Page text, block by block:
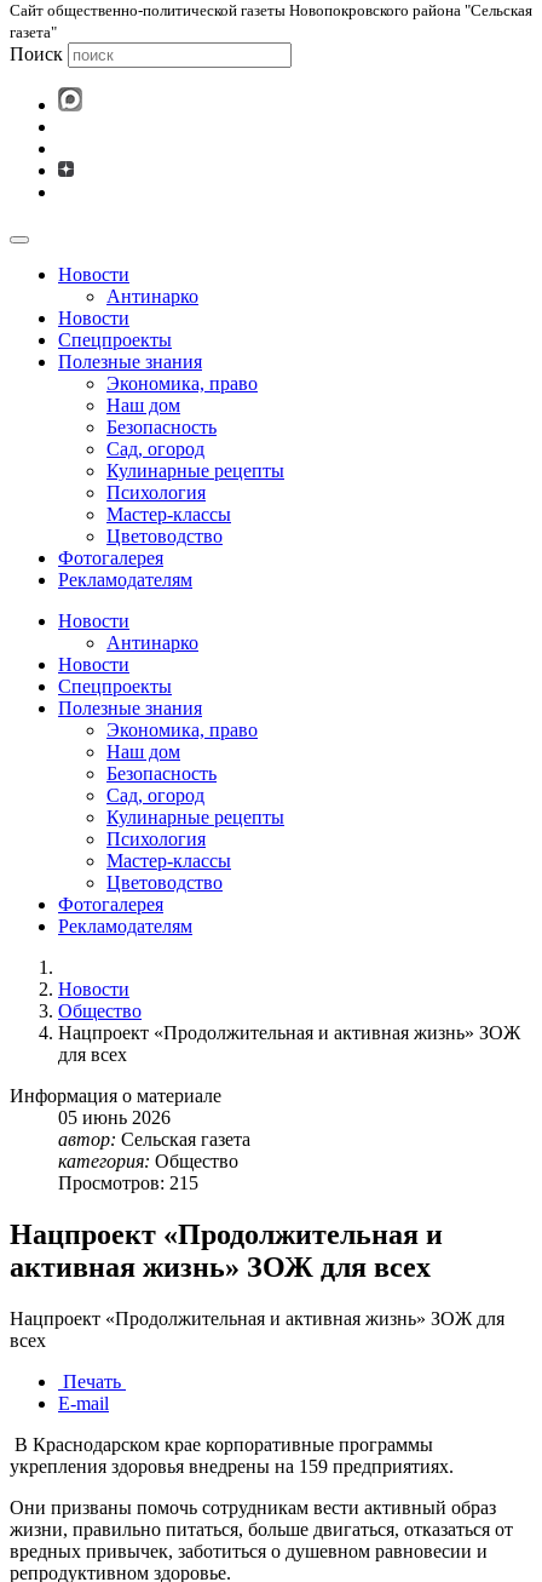
Cайт общественно-политической газеты Новопокровского района "Сельская
газета"
Поиск
Новости
Антинарко
Новости
Спецпроекты
Полезные знания
Экономика, право
Наш дом
Безопасность
Сад, огород
Кулинарные рецепты
Психология
Мастер-классы
Цветоводство
Фотогалерея
Рекламодателям
Новости
Антинарко
Новости
Спецпроекты
Полезные знания
Экономика, право
Наш дом
Безопасность
Сад, огород
Кулинарные рецепты
Психология
Мастер-классы
Цветоводство
Фотогалерея
Рекламодателям
Новости
Общество
Нацпроект «Продолжительная и активная жизнь» ЗОЖ
для всех
Информация о материале
05 июнь 2026
автор: Сельская газета
категория: Общество
Просмотров: 215
Нацпроект «Продолжительная и
активная жизнь» ЗОЖ для всех
Нацпроект «Продолжительная и активная жизнь» ЗОЖ для
всех
Печать
E-mail
В Краснодарском крае корпоративные программы
укрепления здоровья внедрены на 159 предприятиях.
Они призваны помочь сотрудникам вести активный образ
жизни, правильно питаться, больше двигаться, отказаться от
вредных привычек, заботиться о душевном равновесии и
репродуктивном здоровье.